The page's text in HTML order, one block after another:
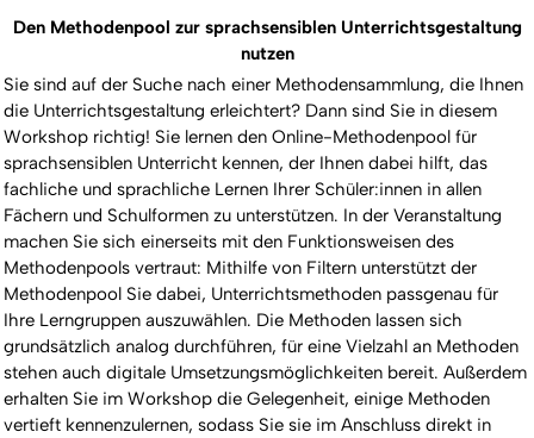
Den Methodenpool zur sprachsensiblen Unterrichtsgestaltung
nutzen
Sie sind auf der Suche nach einer Methodensammlung, die Ihnen
die Unterrichtsgestaltung erleichtert? Dann sind Sie in diesem
Workshop richtig! Sie lernen den Online-Methodenpool für
sprachsensiblen Unterricht kennen, der Ihnen dabei hilft, das
fachliche und sprachliche Lernen Ihrer Schüler:innen in allen
Fächern und Schulformen zu unterstützen. In der Veranstaltung
machen Sie sich einerseits mit den Funktionsweisen des
Methodenpools vertraut: Mithilfe von Filtern unterstützt der
Methodenpool Sie dabei, Unterrichtsmethoden passgenau für
Ihre Lerngruppen auszuwählen. Die Methoden lassen sich
grundsätzlich analog durchführen, für eine Vielzahl an Methoden
stehen auch digitale Umsetzungsmöglichkeiten bereit. Außerdem
erhalten Sie im Workshop die Gelegenheit, einige Methoden
vertieft kennenzulernen, sodass Sie sie im Anschluss direkt in